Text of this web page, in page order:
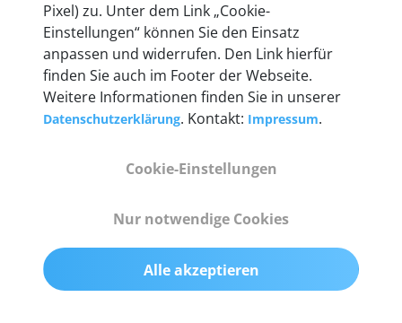
Technische Details &
Lieferumfang
55 mm x 25 mm x 12 mm
200 g
Pixel) zu. Unter dem Link „Cookie-
Einstellungen“ können Sie den Einsatz
anpassen und widerrufen. Den Link hierfür
finden Sie auch im Footer der Webseite.
Weitere Informationen finden Sie in unserer
Datenschutzerklärung. Kontakt: Impressum.
Cookie-Einstellungen
Nur notwendige Cookies
Alle akzeptieren